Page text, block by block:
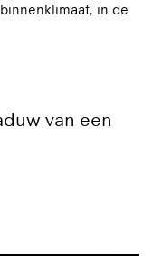
in de
van een